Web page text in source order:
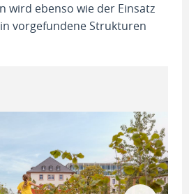
wird ebenso wie der Einsatz
vorgefundene Strukturen